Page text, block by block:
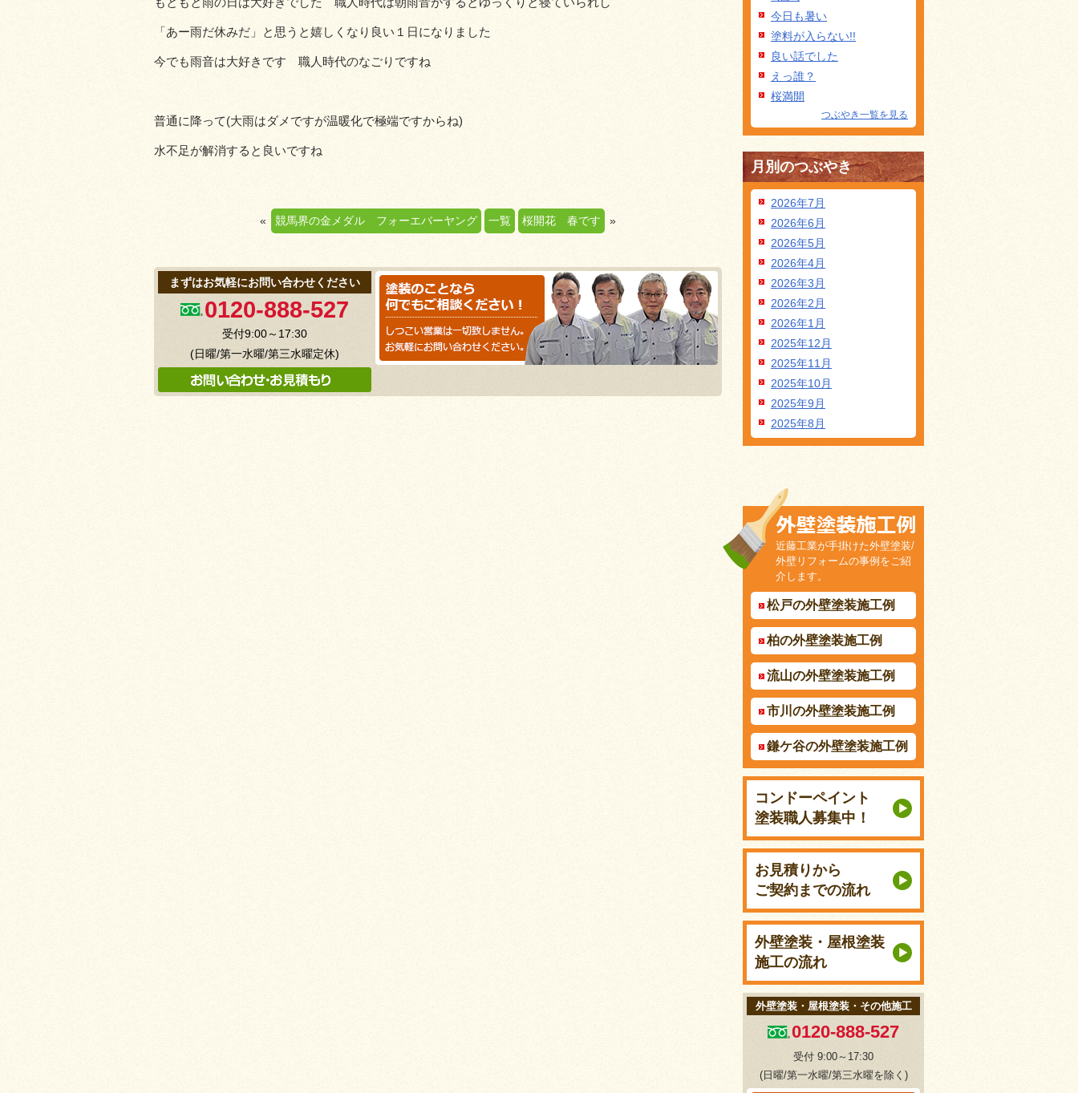
「あー雨だ休みだ」と思うと嬉しくなり良い１日になりました
今でも雨音は大好きです 職人時代のなごりですね
普通に降って(大雨はダメですが温暖化で極端ですからね)
水不足が解消すると良いですね
« 競馬界の金メダル フォーエバーヤング 一覧 桜開花 春です »
まずはお気軽にお問い合わせください
0120-888-527
受付9:00～17:30
(日曜/第一水曜/第三水曜定休)
今日も暑い
塗料が入らない!!
良い話でした
えっ誰？
桜満開
つぶやき一覧を見る
月別のつぶやき
2026年7月
2026年6月
2026年5月
2026年4月
2026年3月
2026年2月
2026年1月
2025年12月
2025年11月
2025年10月
2025年9月
2025年8月
近藤工業が手掛けた外壁塗装/
外壁リフォームの事例をご紹
介します。
松戸の外壁塗装施工例
柏の外壁塗装施工例
流山の外壁塗装施工例
市川の外壁塗装施工例
鎌ケ谷の外壁塗装施工例
コンドーペイント
塗装職人募集中！
お見積りから
ご契約までの流れ
外壁塗装・屋根塗装
施工の流れ
外壁塗装・屋根塗装・その他施工
0120-888-527
受付 9:00～17:30
(日曜/第一水曜/第三水曜を除く)